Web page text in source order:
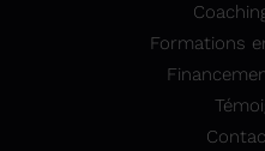
Formations